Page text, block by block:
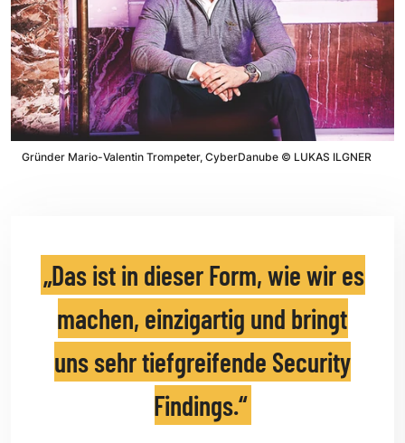
Gründer Mario-Valentin Trompeter, CyberDanube © LUKAS ILGNER
Das ist in dieser Form, wie wir es
machen, einzigartig und bringt
uns sehr tiefgreifende Security
Findings.